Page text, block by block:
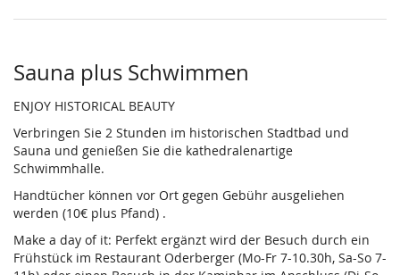
Sauna plus Schwimmen
ENJOY HISTORICAL BEAUTY
Verbringen Sie 2 Stunden im historischen Stadtbad und
Sauna und genießen Sie die kathedralenartige
Schwimmhalle.
Handtücher können vor Ort gegen Gebühr ausgeliehen
werden (10€ plus Pfand) .
Make a day of it: Perfekt ergänzt wird der Besuch durch ein
Frühstück im Restaurant Oderberger (Mo-Fr 7-10.30h, Sa-So 7-